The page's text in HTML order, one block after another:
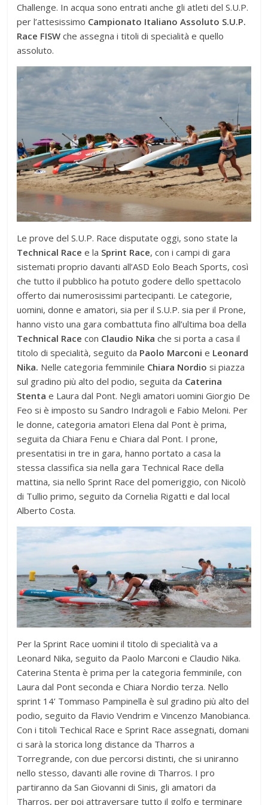
Challenge. In acqua sono entrati anche gli atleti del S.U.P.
per l’attesissimo Campionato Italiano Assoluto S.U.P.
Race FISW che assegna i titoli di specialità e quello
assoluto.
Le prove del S.U.P. Race disputate oggi, sono state la
Technical Race e la Sprint Race, con i campi di gara
sistemati proprio davanti all’ASD Eolo Beach Sports, così
che tutto il pubblico ha potuto godere dello spettacolo
offerto dai numerosissimi partecipanti. Le categorie,
uomini, donne e amatori, sia per il S.U.P. sia per il Prone,
hanno visto una gara combattuta fino all’ultima boa della
Technical Race con Claudio Nika che si porta a casa il
titolo di specialità, seguito da Paolo Marconi e Leonard
Nika. Nelle categoria femminile Chiara Nordio si piazza
sul gradino più alto del podio, seguita da Caterina
Stenta e Laura dal Pont. Negli amatori uomini Giorgio De
Feo si è imposto su Sandro Indragoli e Fabio Meloni. Per
le donne, categoria amatori Elena dal Pont è prima,
seguita da Chiara Fenu e Chiara dal Pont. I prone,
presentatisi in tre in gara, hanno portato a casa la
stessa classifica sia nella gara Technical Race della
mattina, sia nello Sprint Race del pomeriggio, con Nicolò
di Tullio primo, seguito da Cornelia Rigatti e dal local
Alberto Costa.
Per la Sprint Race uomini il titolo di specialità va a
Leonard Nika, seguito da Paolo Marconi e Claudio Nika.
Caterina Stenta è prima per la categoria femminile, con
Laura dal Pont seconda e Chiara Nordio terza. Nello
sprint 14’ Tommaso Pampinella è sul gradino più alto del
podio, seguito da Flavio Vendrim e Vincenzo Manobianca.
Con i titoli Techical Race e Sprint Race assegnati, domani
ci sarà la storica long distance da Tharros a
Torregrande, con due percorsi distinti, che si uniranno
nello stesso, davanti alle rovine di Tharros. I pro
partiranno da San Giovanni di Sinis, gli amatori da
Tharros, per poi attraversare tutto il golfo e terminare